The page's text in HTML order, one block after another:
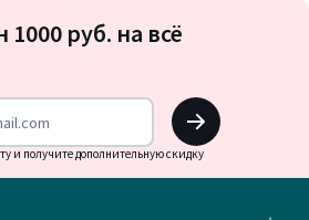
на
1000 руб. на всё
OK
и получите дополнительную скидку